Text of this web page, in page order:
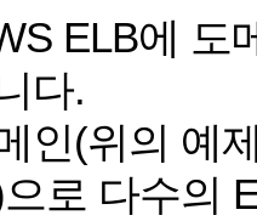
ELB에 도
다.
인(위의 예
로 다수의